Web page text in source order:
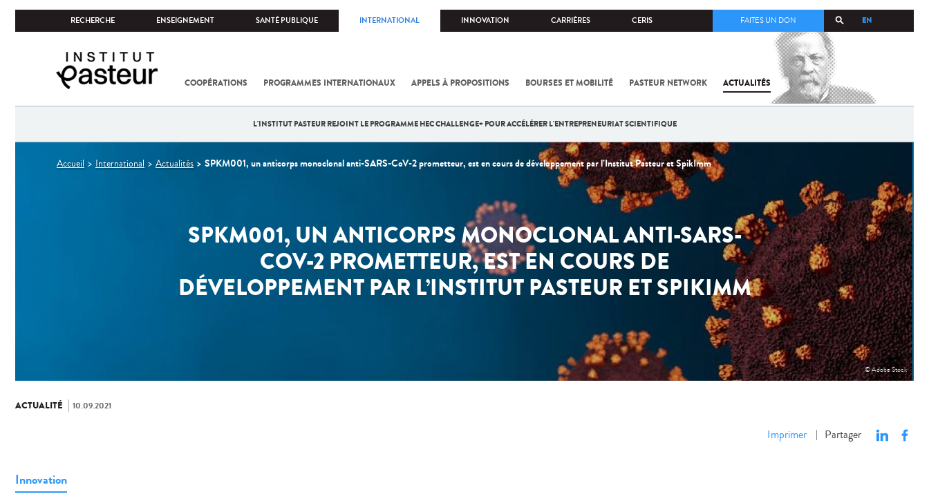
RECHERCHE ENSEIGNEMENT SANTÉ PUBLIQUE INTERNATIONAL INNOVATION CARRIÈRES CERIS EN
FAITES UN DON
COOPÉRATIONS PROGRAMMES INTERNATIONAUX APPELS À PROPOSITIONS BOURSES ET MOBILITÉ PASTEUR NETWORK ACTUALITÉS
L'INSTITUT PASTEUR REJOINT LE PROGRAMME HEC CHALLENGE+ POUR ACCÉLÉRER L'ENTREPRENEURIAT SCIENTIFIQUE
Vous
Accueil International Actualités SPKM001, un anticorps monoclonal anti-SARS-CoV-2 prometteur, est en cours de développement par l’Institut Pasteur et SpikImm
SPKM001, UN ANTICORPS MONOCLONAL ANTI-SARS-
COV-2 PROMETTEUR, EST EN COURS DE
DÉVELOPPEMENT PAR L’INSTITUT PASTEUR ET SPIKIMM
© Adobe Stock
ACTUALITÉ 10.09.2021
Imprimer | Partager
Innovation